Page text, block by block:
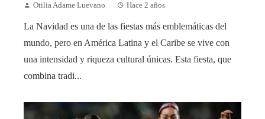
Otilia Adame Luevano Hace 2 años
La Navidad es una de las fiestas más emblemáticas del
mundo, pero en América Latina y el Caribe se vive con
una intensidad y riqueza cultural únicas. Esta fiesta, que
combina tradi...